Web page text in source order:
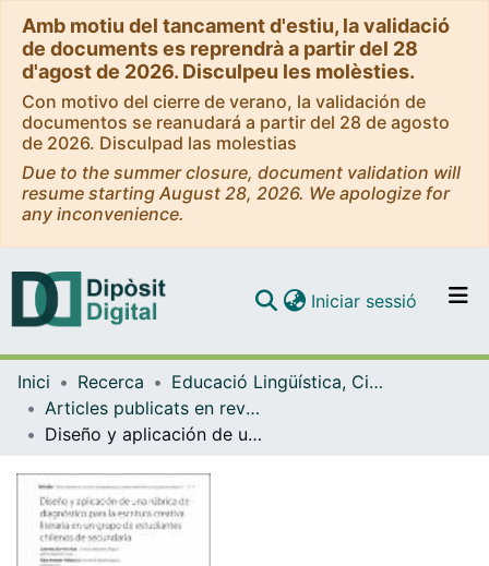
Amb motiu del tancament d'estiu, la validació
de documents es reprendrà a partir del 28
d'agost de 2026. Disculpeu les molèsties.
Con motivo del cierre de verano, la validación de
documentos se reanudará a partir del 28 de agosto
de 2026. Disculpad las molestias
Due to the summer closure, document validation will
resume starting August 28, 2026. We apologize for
any inconvenience.
Navega per tot el DD
Iniciar sessió (current)
Inici Recerca
Educació Lingüística, Científica i Matemàtica
Articles publicats en revistes (Educació Lingüística, Científica i Matemàtica)
Diseño y aplicación de una rúbrica de diagnóstico para la escritura creativa literaria en un grupo de estudiantes chilenos de secundaria